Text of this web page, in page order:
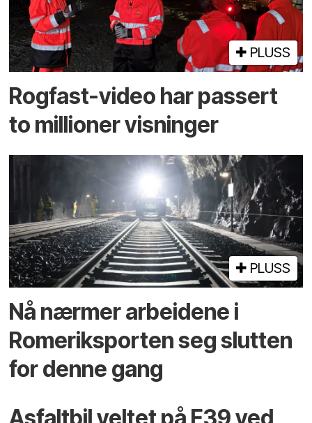
PLUSS
Rogfast-video har passert
to millioner visninger
PLUSS
Nå nærmer arbeidene i
Romeriksporten seg slutten
for denne gang